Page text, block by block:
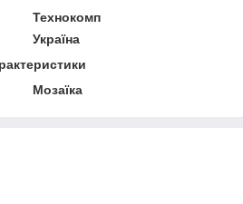
Технокомп
Україна
Мозаїка